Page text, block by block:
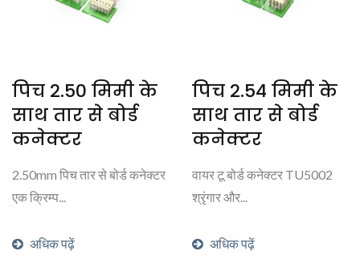
पिच 2.50 मिमी के
साथ तार से बोर्ड
कनेक्टर
2.50mm पिच तार से बोर्ड कनेक्टर
एक क्रिम्प...
अधिक पढ़ें
पिच 2.54 मिमी के
साथ तार से बोर्ड
कनेक्टर
वायर टू बोर्ड कनेक्टर TU5002
श्रृंगार और...
अधिक पढ़ें